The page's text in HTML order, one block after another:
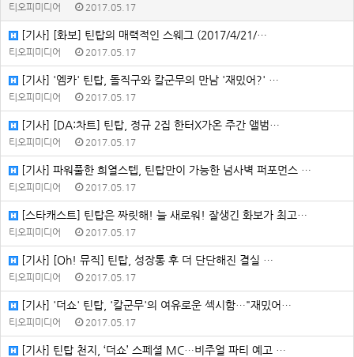
티오피미디어 2017.05.17
[기사] [화보] 틴탑의 매력적인 스웨그 (2017/4/21/…
티오피미디어 2017.05.17
[기사] '엠카' 틴탑, 돌직구와 칼군무의 만남 '재밌어?' …
티오피미디어 2017.05.17
[기사] [DA:차트] 틴탑, 정규 2집 한터X가온 주간 앨범…
티오피미디어 2017.05.17
[기사] 파워풀한 희열스텝, 틴탑만이 가능한 넘사벽 퍼포먼스 …
티오피미디어 2017.05.17
[스타캐스트] 틴탑은 짜릿해! 늘 새로워! 잘생긴 화보가 최고…
티오피미디어 2017.05.17
[기사] [Oh! 뮤직] 틴탑, 성장통 후 더 단단해진 결실 …
티오피미디어 2017.05.17
[기사] '더쇼' 틴탑, '칼군무'의 여유로운 섹시함…"재밌어…
티오피미디어 2017.05.17
[기사] 틴탑 천지, ‘더쇼’ 스페셜 MC…비주얼 파티 예고 …